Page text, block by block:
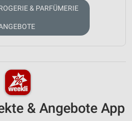
& PARFÜMERIE
& Angebote App